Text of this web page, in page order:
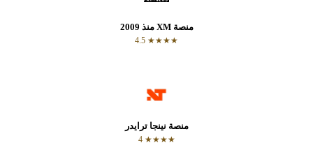
منصة XM منذ 2009
★★★★ 4.5
منصة نينجا ترايدر
★★★★ 4